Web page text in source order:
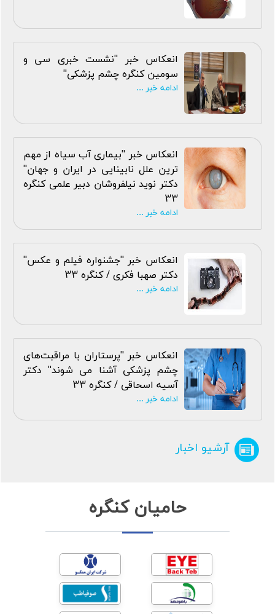
انعکاس خبر "نشست خبری سی و
سومین کنگره چشم پزشکی"
ادامه خبر ...
انعکاس خبر "بیماری آب سیاه از مهم
ترین علل نابینایی در ایران و جهان"
دکتر نوید نیلفروشان دبیر علمی کنگره
33
ادامه خبر ...
انعکاس خبر "جشنواره فیلم و عکس"
دکتر صهبا فکری / کنگره 33
ادامه خبر ...
انعکاس خبر "پرستاران با مراقبت‌های
چشم پزشکی آشنا می شوند" دکتر
آسیه اسحاقی / کنگره 33
ادامه خبر ...
آرشیو اخبار
حامیان کنگره